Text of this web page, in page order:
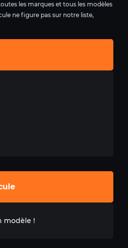
les marques et tous les modèles
ne figure pas sur notre liste,
modèle !